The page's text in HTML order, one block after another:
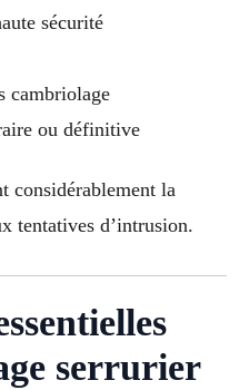
sécurité
cambriolage
ou définitive
considérablement la
tentatives d’intrusion.
serrurier